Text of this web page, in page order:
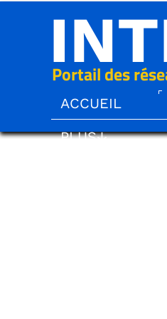
Portail des
ACCUEIL
PLUS↓